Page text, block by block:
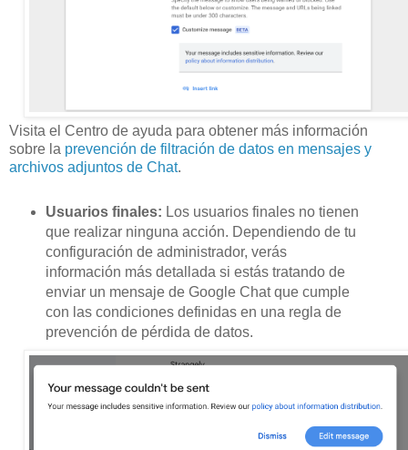
Visita el Centro de ayuda para obtener más información
sobre la prevención de filtración de datos en mensajes y
archivos adjuntos de Chat.
Usuarios finales: Los usuarios finales no tienen
que realizar ninguna acción. Dependiendo de tu
configuración de administrador, verás
información más detallada si estás tratando de
enviar un mensaje de Google Chat que cumple
con las condiciones definidas en una regla de
prevención de pérdida de datos.